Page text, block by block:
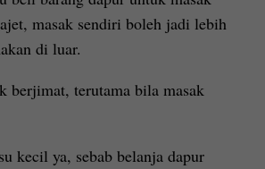
masak sendiri boleh jadi lebih
di luar.
berjimat, terutama bila masak
kecil ya, sebab belanja dapur